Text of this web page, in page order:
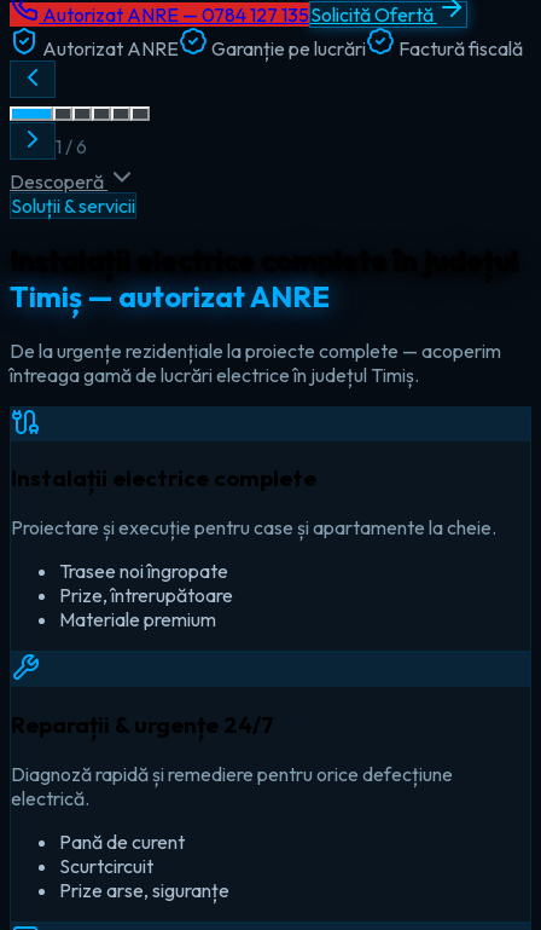
Autorizat ANRE — 0784 127 135Solicită Ofertă
Autorizat ANRE
Garanție pe lucrări Factură fiscală
2 /6
Descoperă
Soluții & servicii
Timiș — autorizat ANRE
De la urgențe rezidențiale la proiecte complete — acoperim
întreaga gamă de lucrări electrice în județul Timiș.
Instalații electrice complete
Proiectare și execuție pentru case și apartamente la cheie.
Trasee noi îngropate
Prize, întrerupătoare
Materiale premium
Reparații & urgențe 24/7
Diagnoză rapidă și remediere pentru orice defecțiune
electrică.
Pană de curent
Scurtcircuit
Prize arse, siguranțe